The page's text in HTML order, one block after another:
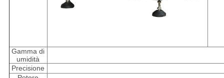
Gamma di
umidità
Precisione